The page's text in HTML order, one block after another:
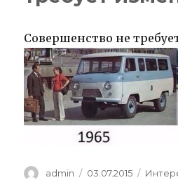
Совершенство не
Author
admin
Posted
03.07.2015